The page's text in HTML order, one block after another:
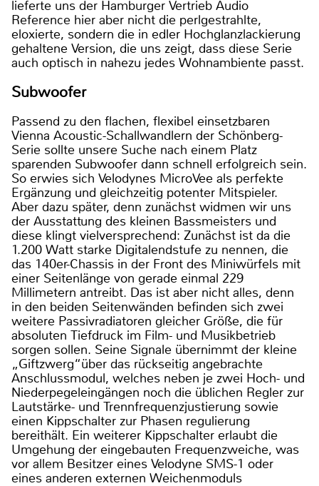
lieferte uns der Hamburger Vertrieb Audio
Reference hier aber nicht die perlgestrahlte,
eloxierte, sondern die in edler Hochglanzlackierung
gehaltene Version, die uns zeigt, dass diese Serie
auch optisch in nahezu jedes Wohnambiente passt.
Subwoofer
Passend zu den flachen, flexibel einsetzbaren
Vienna Acoustic-Schallwandlern der Schönberg-
Serie sollte unsere Suche nach einem Platz
sparenden Subwoofer dann schnell erfolgreich sein.
So erwies sich Velodynes MicroVee als perfekte
Ergänzung und gleichzeitig potenter Mitspieler.
Aber dazu später, denn zunächst widmen wir uns
der Ausstattung des kleinen Bassmeisters und
diese klingt vielversprechend: Zunächst ist da die
1.200 Watt starke Digitalendstufe zu nennen, die
das 140er-Chassis in der Front des Miniwürfels mit
einer Seitenlänge von gerade einmal 229
Millimetern antreibt. Das ist aber nicht alles, denn
in den beiden Seitenwänden befinden sich zwei
weitere Passivradiatoren gleicher Größe, die für
absoluten Tiefdruck im Film- und Musikbetrieb
sorgen sollen. Seine Signale übernimmt der kleine
„Giftzwerg“über das rückseitig angebrachte
Anschlussmodul, welches neben je zwei Hoch- und
Niederpegeleingängen noch die üblichen Regler zur
Lautstärke- und Trennfrequenzjustierung sowie
einen Kippschalter zur Phasen regulierung
bereithält. Ein weiterer Kippschalter erlaubt die
Umgehung der eingebauten Frequenzweiche, was
vor allem Besitzer eines Velodyne SMS-1 oder
eines anderen externen Weichenmoduls